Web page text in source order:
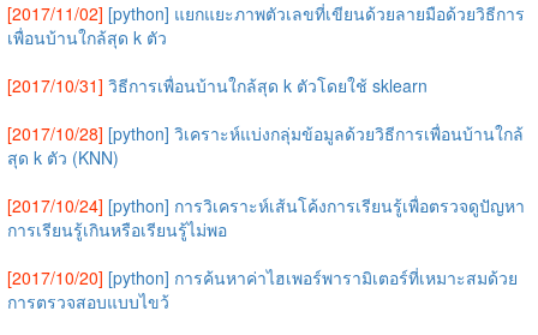
[2017/11/02] [python] แยกแยะภาพตัวเลขที่เขียนด้วยลายมือด้วยวิธีการ
เพื่อนบ้านใกล้สุด k ตัว
[2017/10/31] วิธีการเพื่อนบ้านใกล้สุด k ตัวโดยใช้ sklearn
[2017/10/28] [python] วิเคราะห์แบ่งกลุ่มข้อมูลด้วยวิธีการเพื่อนบ้านใกล้
สุด k ตัว (KNN)
[2017/10/24] [python] การวิเคราะห์เส้นโค้งการเรียนรู้เพื่อตรวจดูปัญหา
การเรียนรู้เกินหรือเรียนรู้ไม่พอ
[2017/10/20] [python] การค้นหาค่าไฮเพอร์พารามิเตอร์ที่เหมาะสมด้วย
การตรวจสอบแบบไขว้